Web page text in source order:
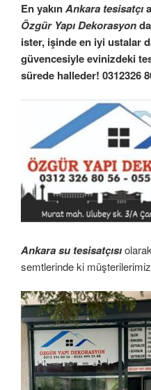
En yakınAnkara tesisatçı
Özgür Yapı Dekorasyon
ister, işinde en iyi ustalar
güvencesiyle evinizdeki
sürede halleder! 0312326
Ankara su tesisatçısı
semtlerinde ki